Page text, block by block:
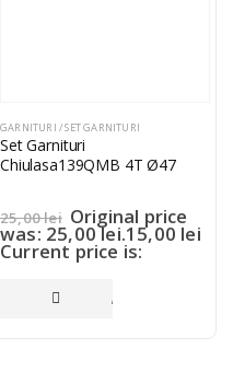
GARNITURI / SET GARNITURI
Set Garnituri
Chiulasa139QMB 4T Ø47
25,00lei Original price
was: 25,00 lei.15,00 lei
Current price is:
15,00 lei.
ADAUGĂ ÎN COȘ